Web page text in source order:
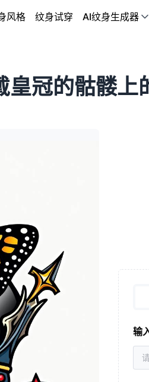
风格 纹身试穿 AI纹身生成器
皇冠的骷髅上
输